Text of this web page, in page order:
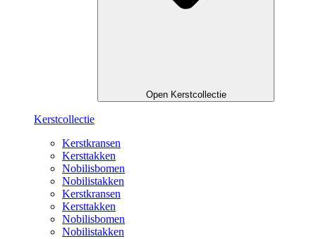
Open Kerstcollectie
Kerstcollectie
Kerstkransen
Kersttakken
Nobilisbomen
Nobilistakken
Kerstkransen
Kersttakken
Nobilisbomen
Nobilistakken